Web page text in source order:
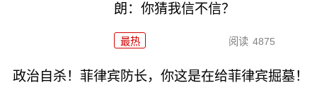
朗：你猜我信不信？
最热 阅读 4875
政治自杀！菲律宾防长，你这是在给菲律宾掘墓！